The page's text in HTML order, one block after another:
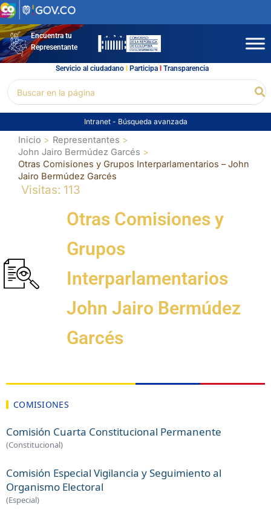
Ir
al
contenidoEncuentra tu
Representante
Servicio al ciudadano l Participal Transparencia
por:
Intranet - Búsqueda avanzada
Inicio
Representantes
John Jairo Bermúdez Garcés
Otras Comisiones y Grupos Interparlamentarios – John
Jairo Bermúdez Garcés
Visitas: 113
Otras Comisiones y
Grupos
Interparlamentarios
John Jairo Bermúdez
Garcés
COMISIONES
Comisión Cuarta Constitucional Permanente
(Constitucional)
Comisión Especial Vigilancia y Seguimiento al
Organismo Electoral
(Especial)